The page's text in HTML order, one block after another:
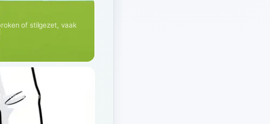
of stilgezet, vaak
is ingestopt, zoals